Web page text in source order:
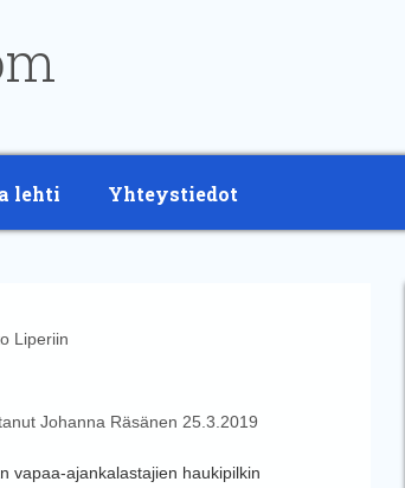
lehti Yhteystiedot
Liperiin
Johanna Räsänen 25.3.2019
vapaa-ajankalastajien haukipilkin